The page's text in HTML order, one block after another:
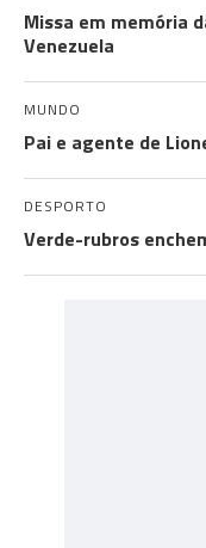
Missa em memória
Venezuela
MUNDO
Pai e agente de
DESPORTO
Verde-rubros